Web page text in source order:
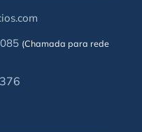
(Chamada para rede